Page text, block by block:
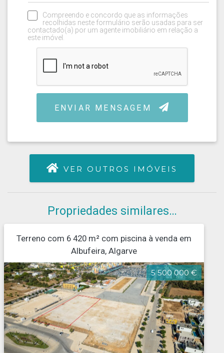
VER OUTROS IMÓVEIS
Propriedades similares…
Terreno com 6 420 m² com piscina à venda em
Albufeira, Algarve
5 500 000 €